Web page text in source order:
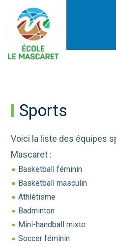
Sports
Voici la liste des équipes
Mascaret :
Basketball féminin
Basketball masculin
Athlétisme
Badminton
Mini-handball mixte
Soccer féminin